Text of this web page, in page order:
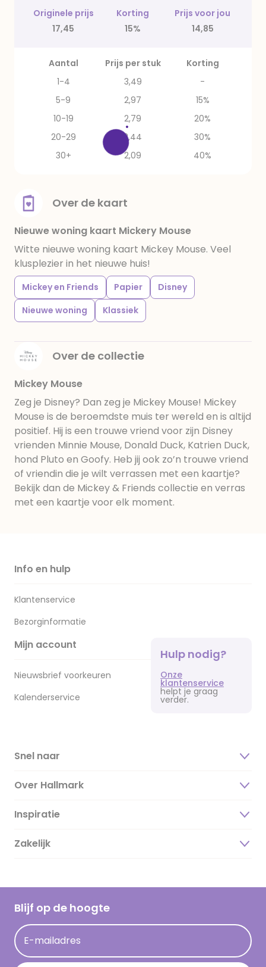
Originele prijs Korting
Prijs voor jou
17,45
15% 14,85
Aantal Prijs per stuk
Korting
1-4
3,49
-
5-9
2,97
15%
10-19
2,79
20%
20-29
2,44
30%
30+
2,09 40%
Over de kaart
Nieuwe woning kaart Mickery Mouse
Witte nieuwe woning kaart Mickey Mouse. Veel
klusplezier in het nieuwe huis!
Mickey en Friends Papier
Disney
Nieuwe woning
Klassiek
Over de collectie
Mickey Mouse
Zeg je Disney? Dan zeg je Mickey Mouse! Mickey
Mouse is de beroemdste muis ter wereld en is altijd
positief. Hij is een trouwe vriend voor zijn Disney
vrienden Minnie Mouse, Donald Duck, Katrien Duck,
hond Pluto en Goofy. Heb jij ook zo’n trouwe vriend
of vriendin die je wilt verrassen met een kaartje?
Bekijk dan de Mickey & Friends collectie en verras
met een kaartje voor elk moment.
Info en hulp
Klantenservice
Bezorginformatie
Mijn account
Nieuwsbrief voorkeuren
Kalenderservice
Hulp nodig?
Onze
klantenservice
helpt je graag
verder.
Snel naar
Over Hallmark
Over ons
Duurzaamheid
Hallmark Kaartclub
Acties
Persberichten
Inspiratie
Magazine
Cadeau inspiratie
Kaartinspiratie
Zakelijk
Blijf op de hoogte
E-mailadres